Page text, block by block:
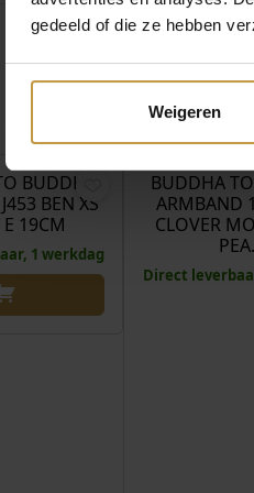
gedeeld of die ze hebben
Weigeren
BUDDHA
BEN XS
E 19CM
1 werkdag
BUDDHA TO
ARMBAND
CLOVER
Direct